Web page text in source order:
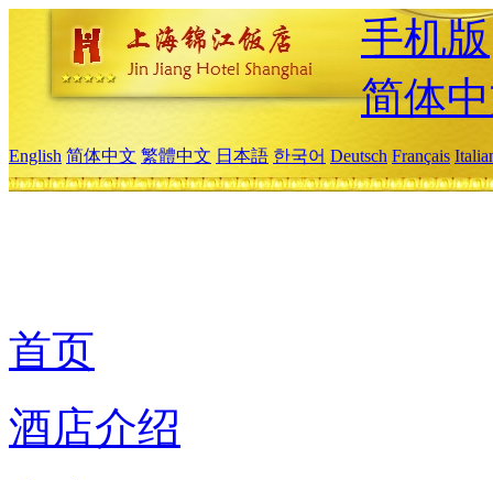
手机版
简体
English 简体中文 繁體中文 日本語 한국어 Deutsch Français
首页
酒店介绍